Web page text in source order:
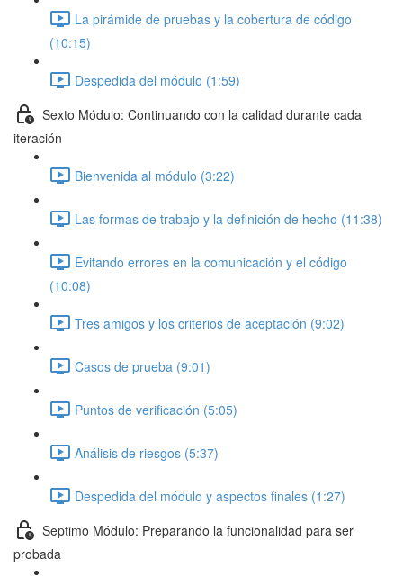
La pirámide de pruebas y la cobertura de código
(10:15)
Despedida del módulo (1:59)
Sexto Módulo: Continuando con la calidad durante cada
iteración
Bienvenida al módulo (3:22)
Las formas de trabajo y la definición de hecho (11:38)
Evitando errores en la comunicación y el código
(10:08)
Tres amigos y los criterios de aceptación (9:02)
Casos de prueba (9:01)
Puntos de verificación (5:05)
Análisis de riesgos (5:37)
Despedida del módulo y aspectos finales (1:27)
Septimo Módulo: Preparando la funcionalidad para ser
probada